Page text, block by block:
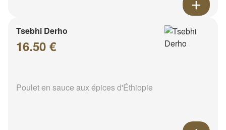
Tsebhi Derho
16.50 €
Poulet en sauce aux épices d'Éthiopie